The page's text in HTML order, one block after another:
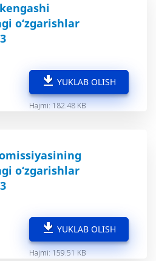
o‘zgarishlar
YUKLAB OLISH
Hajmi: 182.48 KB
o‘zgarishlar
YUKLAB OLISH
Hajmi: 159.51 KB